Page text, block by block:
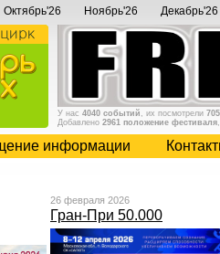
Октябрь'26 Ноябрь'26 Декабрь'26
У нас 4040 событий , их посмотрели
Добавлено 2961 положение фестиваля
информации
26 февраля 2026
Гран-При 50.000